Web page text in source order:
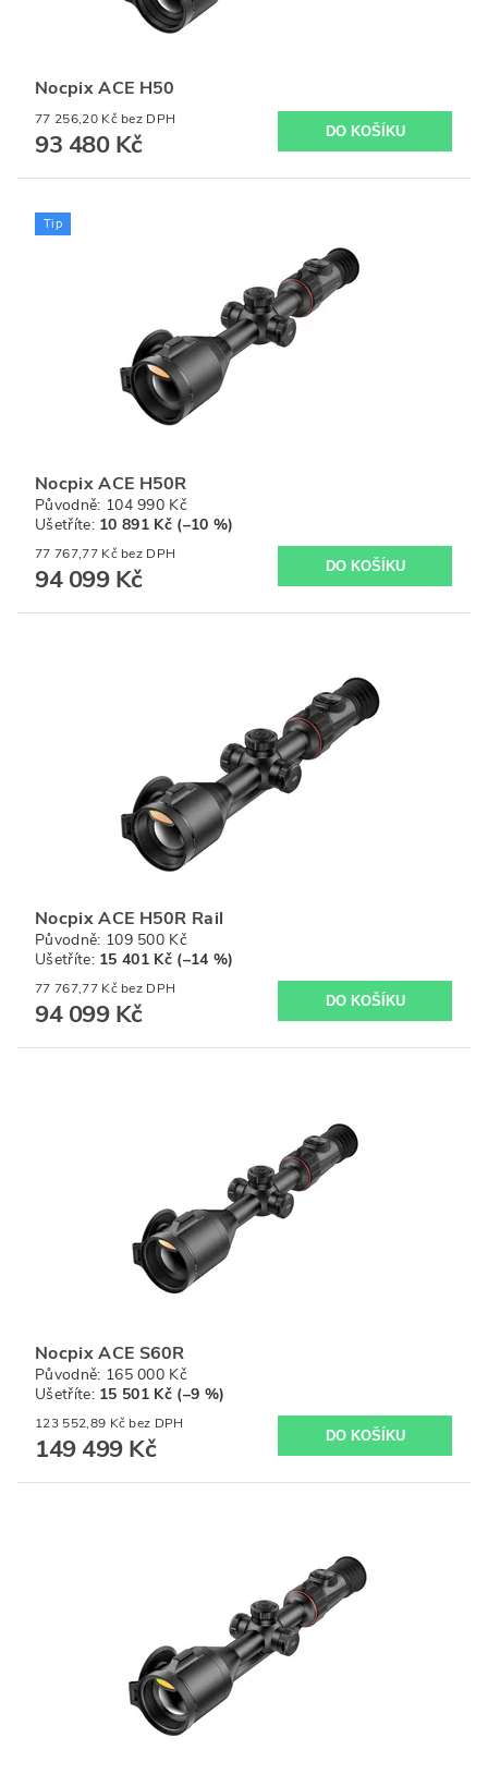
Nocpix ACE H50
77 256,20 Kč bez DPH
93 480 Kč
Tip
Nocpix ACE H50R
Původně: 104 990 Kč
Ušetříte: 10 891 Kč (–10 %)
77 767,77 Kč bez DPH
94 099 Kč
Nocpix ACE H50R Rail
Původně: 109 500 Kč
Ušetříte: 15 401 Kč (–14 %)
77 767,77 Kč bez DPH
94 099 Kč
Nocpix ACE S60R
Původně: 165 000 Kč
Ušetříte: 15 501 Kč (–9 %)
123 552,89 Kč bez DPH
149 499 Kč